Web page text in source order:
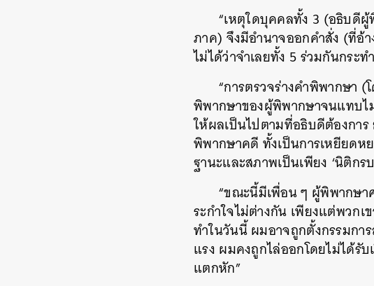
“เหตุใดบุคคลทั้ง 3 (อธิบดี
ภาค) จึงมีอำนาจออกคำสั่ง (ที่อ้
ไม่ได้ว่าจำเลยทั้ง 5 ร่วมกันกระ
“การตรวจร่างคำพิพากษา
พิพากษาของผู้พิพากษาจนแทบไ
ให้ผลเป็นไปตามที่อธิบดีต้องกา
พิพากษาคดี ทั้งเป็นการเหยียด
ฐานะและสภาพเป็นเพียง ‘นิติก
“ขณะนี้มีเพื่อน ๆ ผู้พิพากษา
ระกำใจไม่ต่างกัน เพียงแต่พวก
ทำในวันนี้ ผมอาจถูกตั้งกรรมกา
แรง ผมคงถูกไล่ออกโดยไม่ได้รั
แตกหัก”
ค้นหา